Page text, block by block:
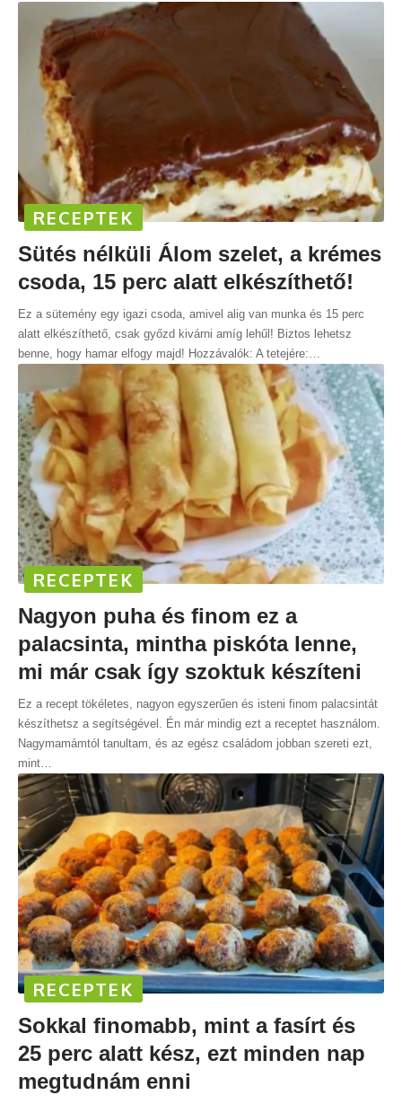
RECEPTEK
Sütés nélküli Álom szelet, a krémes
csoda, 15 perc alatt elkészíthető!
Ez a sütemény egy igazi csoda, amivel alig van munka és 15 perc
alatt elkészíthető, csak győzd kivárni amíg lehűl! Biztos lehetsz
benne, hogy hamar elfogy majd! Hozzávalók: A tetejére:
RECEPTEK
Nagyon puha és finom ez a
palacsinta, mintha piskóta lenne,
mi már csak így szoktuk készíteni
Ez a recept tökéletes, nagyon egyszerűen és isteni finom palacsintát
készíthetsz a segítségével. Én már mindig ezt a receptet használom.
Nagymamámtól tanultam, és az egész családom jobban szereti ezt,
mint
RECEPTEK
Sokkal finomabb, mint a fasírt és
25 perc alatt kész, ezt minden nap
megtudnám enni